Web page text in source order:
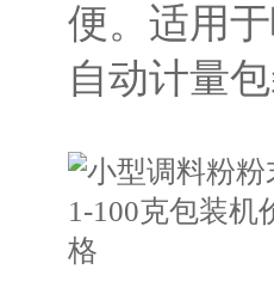
便。适用
自动计量